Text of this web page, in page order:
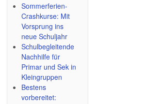
Sommerferien-
Crashkurse: Mit
Vorsprung ins
neue Schuljahr
Schulbegleitende
Nachhilfe für
Primar und Sek in
Kleingruppen
Bestens
vorbereitet: